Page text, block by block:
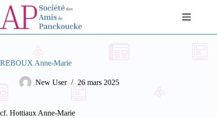
Passer
contenu
REBOUX Anne-Marie
New User 26 mars 2025
cf. Hottiaux Anne-Marie